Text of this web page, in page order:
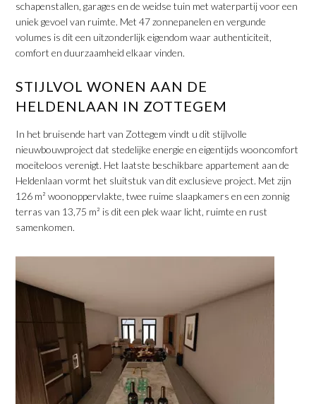
schapenstallen, garages en de weidse tuin met waterpartij voor een
uniek gevoel van ruimte. Met 47 zonnepanelen en vergunde
volumes is dit een uitzonderlijk eigendom waar authenticiteit,
comfort en duurzaamheid elkaar vinden.
​STIJLVOL WONEN AAN DE
HELDENLAAN IN ZOTTEGEM
In het bruisende hart van Zottegem vindt u dit stijlvolle
nieuwbouwproject dat stedelijke energie en eigentijds wooncomfort
moeiteloos verenigt. Het laatste beschikbare appartement aan de
Heldenlaan vormt het sluitstuk van dit exclusieve project. Met zijn
126 m² woonoppervlakte, twee ruime slaapkamers en een zonnig
terras van 13,75 m² is dit een plek waar licht, ruimte en rust
samenkomen.